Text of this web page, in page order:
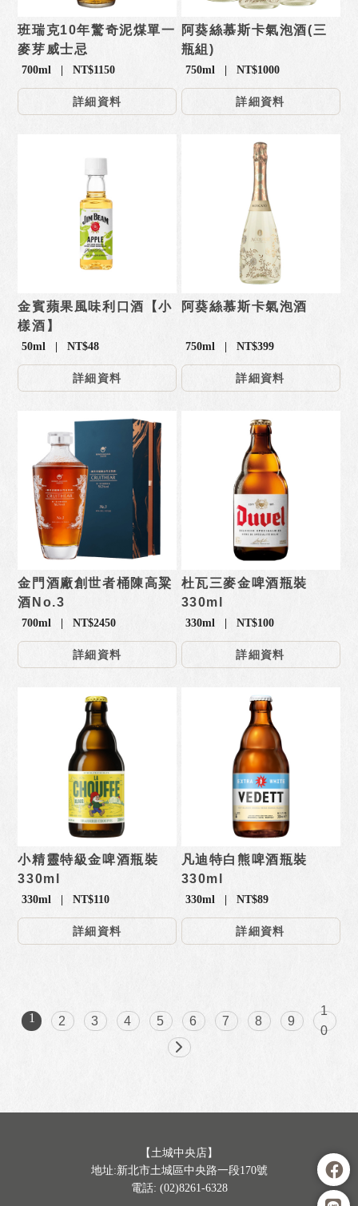
班瑞克10年驚奇泥煤單一
麥芽威士忌
700ml | NT$1150
詳細資料
阿葵絲慕斯卡氣泡酒(三
瓶組)
750ml | NT$1000
詳細資料
金賓蘋果風味利口酒【小
樣酒】
50ml | NT$48
詳細資料
阿葵絲慕斯卡氣泡酒
750ml | NT$399
詳細資料
金門酒廠創世者桶陳高粱
酒No.3
700ml | NT$2450
詳細資料
杜瓦三麥金啤酒瓶裝
330ml
330ml | NT$100
詳細資料
小精靈特級金啤酒瓶裝
330ml
330ml | NT$110
詳細資料
凡迪特白熊啤酒瓶裝
330ml
330ml | NT$89
詳細資料
1 2 3 4 5 6 7 8 9
1
0
【土城中央店】
地址:新北市土城區中央路一段170號
電話: (02)8261-6328